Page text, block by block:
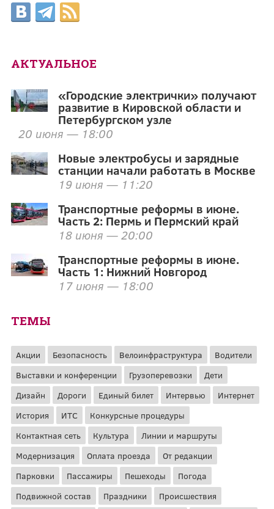
АКТУАЛЬНОЕ
«Городские электрички» получают
развитие в Кировской области и
Петербургском узле
20 июня — 18:00
Новые электробусы и зарядные
станции начали работать в Москве
19 июня — 11:20
Транспортные реформы в июне.
Часть 2: Пермь и Пермский край
18 июня — 20:00
Транспортные реформы в июне.
Часть 1: Нижний Новгород
17 июня — 18:00
ТЕМЫ
Акции Безопасность Велоинфраструктура
Водители
Выставки и конференции
Грузоперевозки
Дети
Дизайн
Дороги Единый билет Интервью
Интернет
История
ИТС
Конкурсные процедуры
Контактная сеть
Культура
Линии и маршруты
Модернизация
Оплата проезда
От редакции
Парковки
Пассажиры Пешеходы
Погода
Подвижной состав
Праздники Происшествия